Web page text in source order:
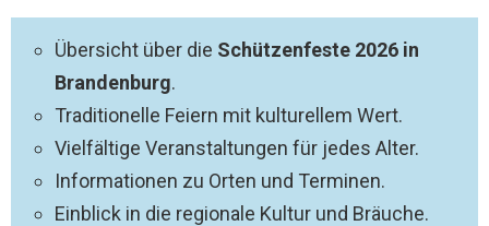
Übersicht über die Schützenfeste 2026 in
Brandenburg.
Traditionelle Feiern mit kulturellem Wert.
Vielfältige Veranstaltungen für jedes Alter.
Informationen zu Orten und Terminen.
Einblick in die regionale Kultur und Bräuche.